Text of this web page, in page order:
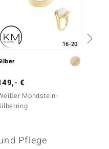
16-20
€
Mondstein-
Pflege